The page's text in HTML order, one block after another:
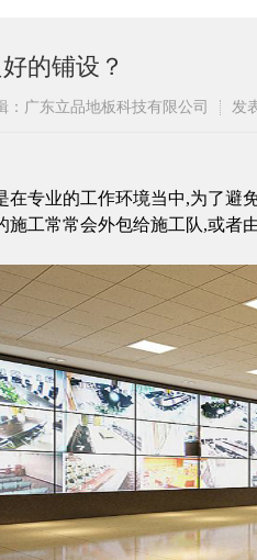
的铺设？
：广东立品地板科技有限公司 发
在专业的工作环境当中,为了避
施工常常会外包给施工队,或者